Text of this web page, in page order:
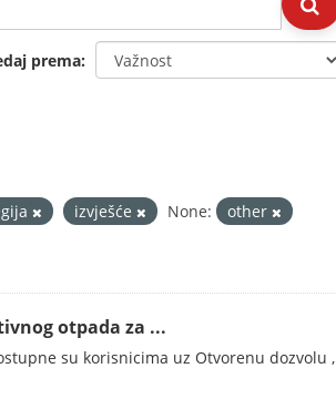
prema
izvješće None:
other
otpada za ...
su korisnicima uz Otvorenu dozvolu ,